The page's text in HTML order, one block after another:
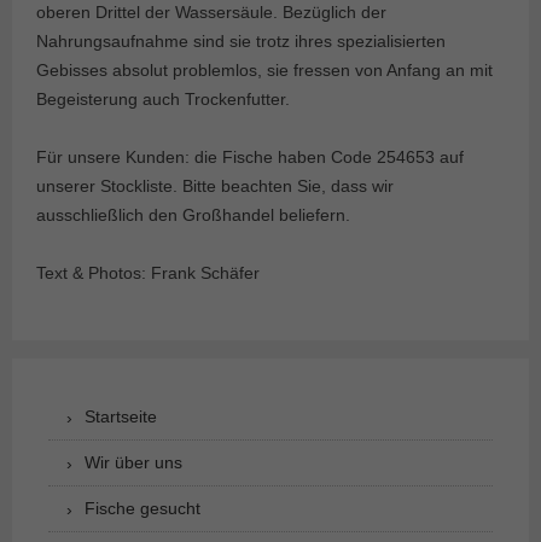
oberen Drittel der Wassersäule. Bezüglich der
Nahrungsaufnahme sind sie trotz ihres spezialisierten
Gebisses absolut problemlos, sie fressen von Anfang an mit
Begeisterung auch Trockenfutter.
Für unsere Kunden: die Fische haben Code 254653 auf
unserer Stockliste. Bitte beachten Sie, dass wir
ausschließlich den Großhandel beliefern.
Text & Photos: Frank Schäfer
Startseite
Wir über uns
Fische gesucht